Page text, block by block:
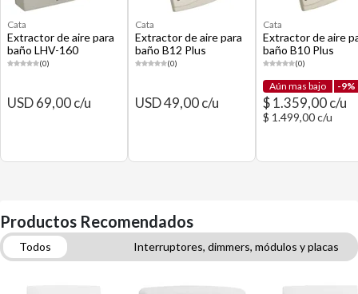
Cata
Extractor de aire para
baño LHV-160
(0)
USD 69,00 c/u
Cata
Extractor de aire para
baño B12 Plus
(0)
USD 49,00 c/u
Cata
Extractor de aire
baño B10 Plus
(0)
Aún mas bajo -9%
$ 1.359,00 c/u
$ 1.499,00 c/u
Productos Recomendados
Todos
Interruptores, dimmers, módulos y placas
Cables eléctricos domiciliarios